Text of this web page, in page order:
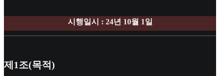
시행일시 : 24년 10월 1일
제1조(목적)